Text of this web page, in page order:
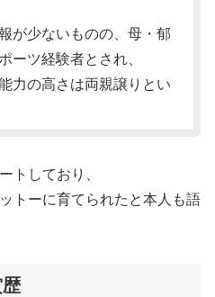
が少ないものの、母・郁
ーツ経験者とされ、
力の高さは両親譲りとい
トしており、
トーに育てられたと本人も語